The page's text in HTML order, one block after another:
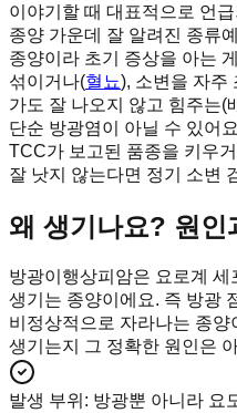
이야기할 때 대표적으로 언
종양 가운데 잘 알려진 종류
종양이라 초기 증상을 아는
섞이거나(혈뇨), 소변을 자주
가도 잘 나오지 않고 힘주는(
단순 방광염이 아닐 수 있어
TCC가 보고된 품종을 키우
잘 낫지 않는다면 정기 소변
왜 생기나요? 원인
방광이행상피암은 요로계 세
생기는 종양이에요. 즉 방광
비정상적으로 자라나는 종양
생기는지 그 정확한 원인은
발생 부위 : 방광뿐 아니라 요